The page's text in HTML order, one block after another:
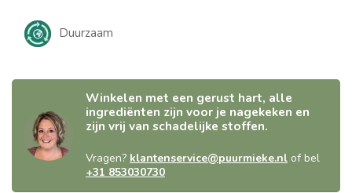
Duurzaam
Winkelen met een gerust hart, alle
ingrediënten zijn voor je nagekeken en
zijn vrij van schadelijke stoffen.
Vragen? klantenservice@puurmieke.nl of bel
+31 853030730